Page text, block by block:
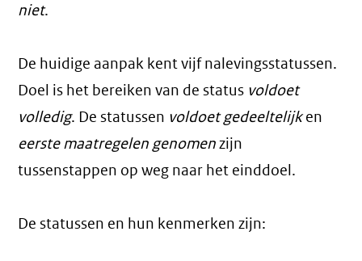
niet.
De huidige aanpak kent vijf nalevingsstatussen.
Doel is het bereiken van de status voldoet
volledig. De statussen voldoet gedeeltelijken
eerste maatregelen genomenzijn
tussenstappen op weg naar het einddoel.
De statussen en hun kenmerken zijn: